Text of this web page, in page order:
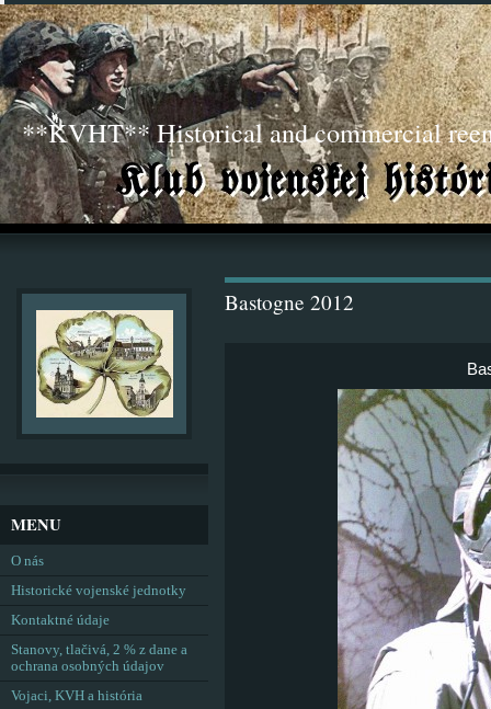
**KVHT** Historical and commercial
Bastogne 2012
MENU
O nás
Historické vojenské jednotky
Kontaktné údaje
Stanovy, tlačivá, 2 % z dane a
ochrana osobných údajov
Vojaci, KVH a história